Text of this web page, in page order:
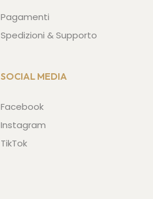
Pagamenti
Spedizioni & Supporto
SOCIAL MEDIA
Facebook
Instagram
TikTok